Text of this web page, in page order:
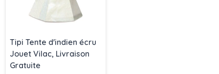
Tipi Tente d'indien écru
Jouet Vilac, Livraison
Gratuite